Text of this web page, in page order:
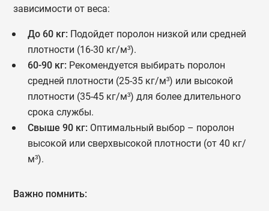
зависимости от веса:
До 60 кг: Подойдет поролон низкой или средней
плотности (16-30 кг/м³).
60-90 кг: Рекомендуется выбирать поролон
средней плотности (25-35 кг/м³) или высокой
плотности (35-45 кг/м³) для более длительного
срока службы.
Свыше 90 кг: Оптимальный выбор – поролон
высокой или сверхвысокой плотности (от 40 кг/
м³).
Важно помнить: